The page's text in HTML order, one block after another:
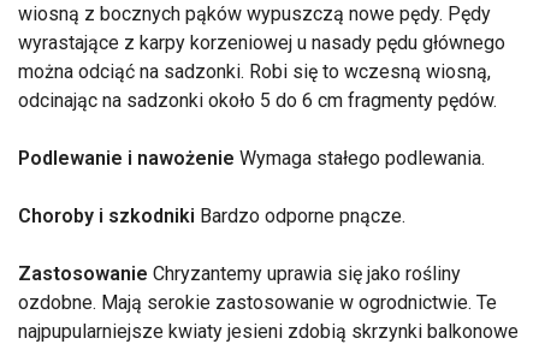
wiosną z bocznych pąków wypuszczą nowe pędy. Pędy
wyrastające z karpy korzeniowej u nasady pędu głównego
można odciąć na sadzonki. Robi się to wczesną wiosną,
odcinając na sadzonki około 5 do 6 cm fragmenty pędów.
Podlewanie i nawożenie Wymaga stałego podlewania.
Choroby i szkodniki Bardzo odporne pnącze.
Zastosowanie Chryzantemy uprawia się jako rośliny
ozdobne. Mają serokie zastosowanie w ogrodnictwie. Te
najpupularniejsze kwiaty jesieni zdobią skrzynki balkonowe